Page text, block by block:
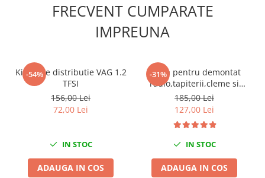
Universale
Volkswagen
Accesorii Pneumatice
Alte scule pneumatice
FRECVENT CUMPARATE
IMPREUNA
-54%
Kit fixare distributie VAG 1.2
TFSI
156,00 Lei
72,00 Lei
IN STOC
ADAUGA IN COS
-31%
Trusa pentru demontat
radio,tapiterii,cleme si
ornamente auto 24 piese
185,00 Lei
127,00 Lei
IN STOC
ADAUGA IN COS